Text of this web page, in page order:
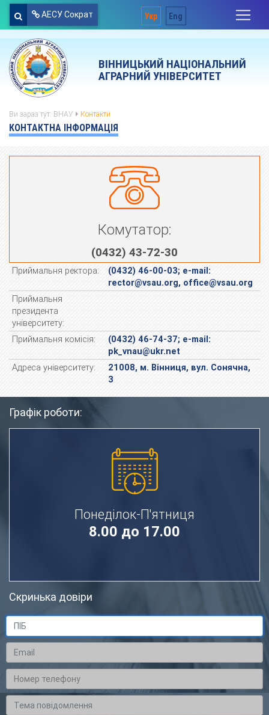
АЕСУ Сократ Укр Eng
ВІННИЦЬКИЙ НАЦІОНАЛЬНИЙ
АГРАРНИЙ УНІВЕРСИТЕТ
Ви зараз тут: ВНАУ Контакти
КОНТАКТНА ІНФОРМАЦІЯ
Комутатор:
(0432) 43-72-30
Приймальня ректора:
(0432) 46-00-03; e-mail:
rector@vsau.org, office@vsau.org
Приймальня
президента
університету:
Приймальня комісія:
(0432) 46-74-37; e-mail:
pk_vnau@ukr.net
Адреса університету:
21008, м. Вінниця, вул. Сонячна,
3
Графік роботи:
Понеділок-П'ятниця
8.00 до 17.00
Скринька довіри